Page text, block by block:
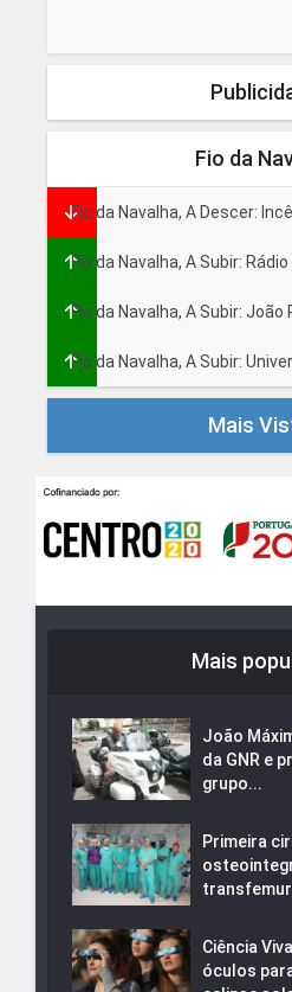
Fio da
Fio da Navalha, A Descer:
Fio da Navalha, A Subir:
Fio da Navalha, A Subir: João
Fio da Navalha, A Subir:
Mais
Mais
João
da GNR e
grupo...
Primeira
Ciência
óculos